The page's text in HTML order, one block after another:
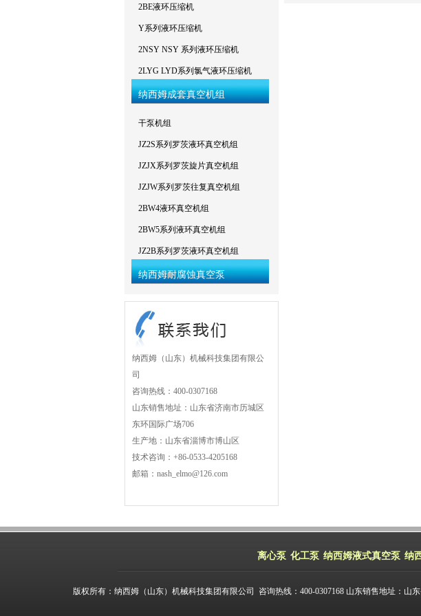
2BE液环压缩机
Y系列液环压缩机
2NSY NSY 系列液环压缩机
2LYG LYD系列氯气液环压缩机
纳西姆成套真空机组
干泵机组
JZ2S系列罗茨液环真空机组
JZJX系列罗茨旋片真空机组
JZJW系列罗茨往复真空机组
2BW4液环真空机组
2BW5系列液环真空机组
JZ2B系列罗茨液环真空机组
纳西姆耐腐蚀真空泵
纳西姆（山东）机械科技集团有限公
司
咨询热线：400-0307168
山东销售地址：山东省济南市历城区
东环国际广场706
生产地：山东省淄博市博山区
技术咨询：+86-0533-4205168
邮箱：nash_elmo@126.com
离心泵 化工泵 纳西姆液式真空泵 纳
版权所有：纳西姆（山东）机械科技集团有限公司 咨询热线：400-0307168 山东销售地址：山